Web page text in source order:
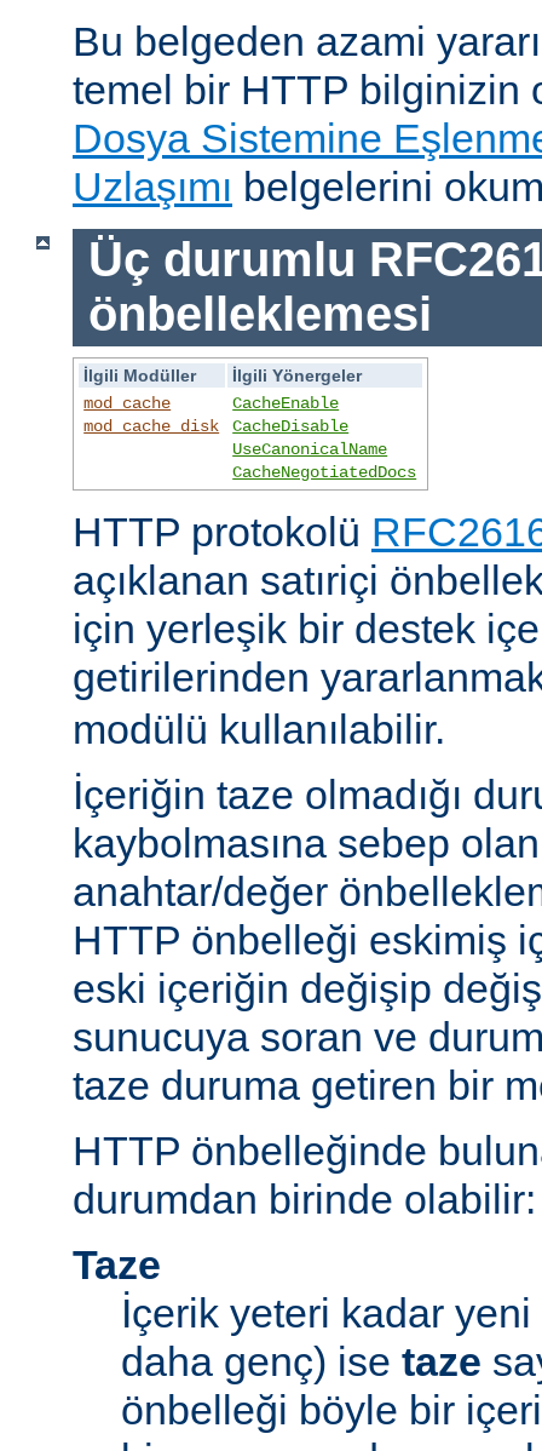
Bu belgeden azami
temel bir HTTP bilginizin
Dosya Sistemine
Uzlaşımı belgelerini
Üç durumlu
önbelleklemesi
İlgili Modüller
İlgili Yönergeler
mod_cache
mod_cache_disk
CacheEnable
CacheDisable
UseCanonicalName
CacheNegotiatedDocs
HTTP protokolü
açıklanan satıriçi
için yerleşik bir destek
getirilerinden
modülü kullanılabilir.
İçeriğin taze olmadığı
kaybolmasına sebep
anahtar/değer
HTTP önbelleği eskimiş
eski içeriğin değişip
sunucuya soran ve
taze duruma getiren bir
HTTP önbelleğinde
durumdan birinde olabilir:
Taze
İçerik yeteri kadar yeni
daha genç) ise taze
önbelleği böyle bir